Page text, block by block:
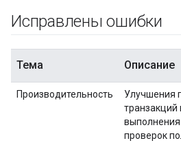
Исправлены ошибки
Тема Описание
Производительность
Улучшения
транзакций
выполнения
проверок